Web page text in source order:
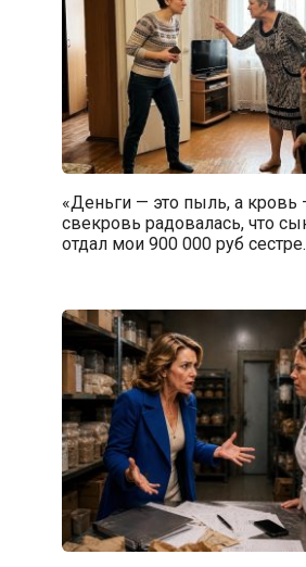
«Деньги — это пыль, а кровь
свекровь радовалась, что
отдал мои 900 000 руб сестре.